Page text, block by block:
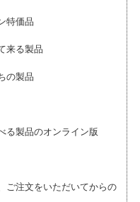
特価品
来る製品
の製品
る製品のオンライン版
ご注文をいただいてからの